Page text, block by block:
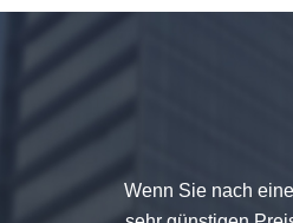
dunkelgrau
dekoratives
Wenn Sie nach